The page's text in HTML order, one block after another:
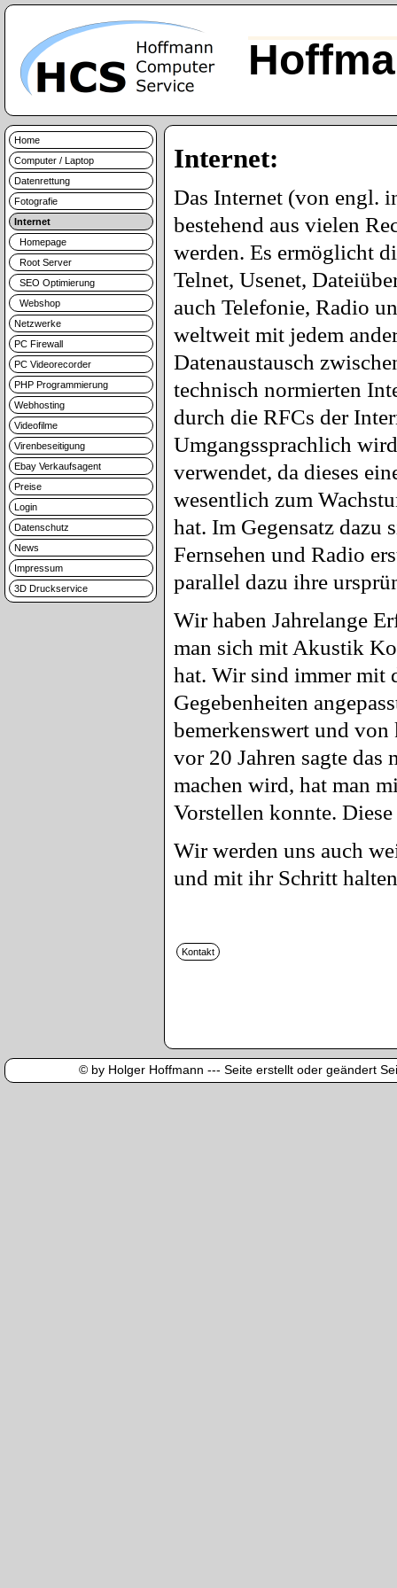
Home
Computer / Laptop
Datenrettung
Fotografie
Internet
Homepage
Root Server
SEO Optimierung
Webshop
Netzwerke
PC Firewall
PC Videorecorder
PHP Programmierung
Webhosting
Videofilme
Virenbeseitigung
Ebay Verkaufsagent
Preise
Login
Datenschutz
News
Impressum
3D Druckservice
Internet:
Das Internet (von engl.
bestehend aus vielen
werden. Es ermöglicht
Telnet, Usenet,
auch Telefonie, Radio
weltweit mit jedem
Datenaustausch
technisch normierten
durch die RFCs der
Umgangssprachlich
verwendet, da dieses
wesentlich zum
hat. Im Gegensatz dazu
Fernsehen und Radio
parallel dazu ihre
Wir haben Jahrelange
man sich mit Akustik
hat. Wir sind immer mit
Gegebenheiten
bemerkenswert und
vor 20 Jahren sagte das
machen wird, hat man
Vorstellen konnte.
Wir werden uns auch
und mit ihr Schritt
© by Holger Hoffmann --- Seite erstellt oder geändert